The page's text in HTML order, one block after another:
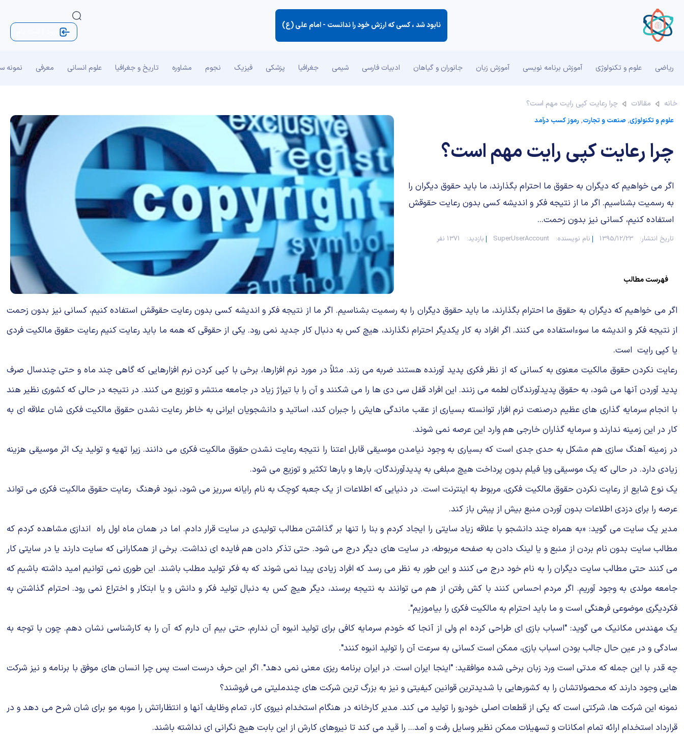
نابود شد ، كسی كه ارزش خود را ندانست -امام علی (ع)
ریاضی علوم و تکنولوژی آموزش برنامه نویسی آموزش زبان جانوران و گیاهان ادبیات فارسی شیمی جغرافیا پزشکی فیزیک نجوم مشاوره تاریخ و جغرافیا علوم انسانی معرفی نمونه
خانه مقالات چرا رعایت کپی رایت مهم است؟
علوم و تکنولوژی, صنعت و تجارت,رموز کسب درآمد
چرا رعایت کپی رایت مهم است؟
اگر می خواهیم که دیگران به حقوق ما احترام بگذارند، ما باید حقوق دیگران را
به رسمیت بشناسیم. اگر ما از نتیجه فکر و اندیشه کسی بدون رعایت حقوقش
استفاده کنیم، کسانی نیز بدون زحمت...
تاریخ انتشار: 1395/12/23 نام نویسنده: SuperUserAccount بازدید: 1371 نفر
فهرست مطالب
اگر می خواهیم که دیگران به حقوق ما احترام بگذارند، ما باید حقوق دیگران را به رسمیت بشناسیم. اگر ما از نتیجه فکر و اندیشه کسی بدون رعایت حقوقش استفاده کنیم، کسانی نیز بدون زحمت
از نتیجه فکر و اندیشه ما سوءاستفاده می کنند. اگر افراد به کار یکدیگر احترام نگذارند، هیچ کس به دنبال کار جدید نمی رود. یکی از حقوقی که همه ما باید رعایت کنیم رعایت حقوق مالکیت فردی
یا کپی رایت است.
رعایت نکردن حقوق مالکیت معنوی به کسانی که از نظر فکری پدید آورنده هستند ضربه می زند. مثلاً در مورد نرم افزارها، برخی با کپی کردن نرم افزارهایی که گاهی چند ماه و حتی چندسال صرف
پدید آوردن آنها می شود، به حقوق پدیدآورندگان لطمه می زنند. این افراد قفل سی دی ها را می شکنند و آن را با تیراژ زیاد در جامعه منتشر و توزیع می کنند. در نتیجه در حالی که کشوری نظیر هند
با انجام سرمایه گذاری های عظیم درصنعت نرم افزار توانسته بسیاری از عقب ماندگی هایش را جبران کند، اساتید و دانشجویان ایرانی به خاطر رعایت نشدن حقوق مالکیت فکری شان علاقه ای به
کار در این زمینه ندارند و سرمایه گذاران خارجی هم وارد این عرصه نمی شوند.
در زمینه آهنگ سازی هم مشکل به حدی جدی است که بسیاری به وجود نیامدن موسیقی قابل اعتنا را نتیجه رعایت نشدن حقوق مالکیت فکری می دانند. زیرا تهیه و تولید یک اثر موسیقی هزینه
زیادی دارد. در حالی که یک موسیقی ویا فیلم بدون پرداخت هیچ مبلغی به پدیدآورندگان، بارها و بارها تکثیر و توزیع می شود.
یک نوع شایع از رعایت نکردن حقوق مالکیت فکری، مربوط به اینترنت است. در دنیایی که اطلاعات از یک جعبه کوچک به نام رایانه سرریز می شود، نبود فرهنگ رعایت حقوق مالکیت فکری می تواند
عرصه را برای دزدی اطلاعات بدون آوردن منبع بیش از پیش باز کند.
مدیر یک سایت می گوید: «به همراه چند دانشجو با علاقه زیاد سایتی را ایجاد کردم و بنا را تنها بر گذاشتن مطالب تولیدی در سایت قرار دادم. اما در همان ماه اول راه اندازی مشاهده کردم که
مطالب سایت بدون نام بردن از منبع و یا لینک دادن به صفحه مربوطه، در سایت های دیگر درج می شود. حتی تذکر دادن هم فایده ای نداشت. برخی از همکارانی که سایت دارند یا در سایتی کار
می کنند حتی مطالب سایت دیگران را به نام خود درج می کنند و این طور به نظر می رسد که افراد زیادی پیدا نمی شوند که به فکر تولید مطلب باشند. این طوری نمی توانیم امید داشته باشیم که
جامعه مولدی به وجود آوریم. اگر مردم احساس کنند با کش رفتن از هم می توانند به نتیجه برسند، دیگر هیچ کس به دنبال تولید فکر و دانش و یا ابتکار و اختراع نمی رود. احترام گذاشتن به
فکردیگری موضوعی فرهنگی است و ما باید احترام به مالکیت فکری را بیاموزیم".
یک مهندس مکانیک می گوید: "اسباب بازی ای طراحی کرده ام ولی از آنجا که خودم سرمایه کافی برای تولید انبوه آن ندارم، حتی بیم آن دارم که آن را به کارشناسی نشان دهم. چون با توجه به
سادگی و در عین حال جالب بودن اسباب بازی، ممکن است کسانی به سرعت آن را تولید انبوه کنند".
چه قدر با این جمله که مدتی است ورد زبان برخی شده موافقید: "اینجا ایران است. در ایران برنامه ریزی معنی نمی دهد". اگر این حرف درست است پس چرا انسان های موفق با برنامه و نیز شرکت
هایی وجود دارند که محصولاتشان را به کشورهایی با شدیدترین قوانین کیفیتی و نیز به بزرگ ترین شرکت های چندملیتی می فروشند؟
نمونه این شرکت ها، شرکتی است که یکی از قطعات اصلی خودرو را تولید می کند. مدیر کارخانه در هنگام استخدام نیروی کار، تمام وظایف آنها و انتظاراتش را موبه مو برای شان شرح می دهد و در
قرارداد استخدام ارائه تمام امکانات و تسهیلات ممکن نظیر وسایل رفت و آمد... را قید می کند تا نیروهای کارش از این بابت هیچ نگرانی ای نداشته باشند.